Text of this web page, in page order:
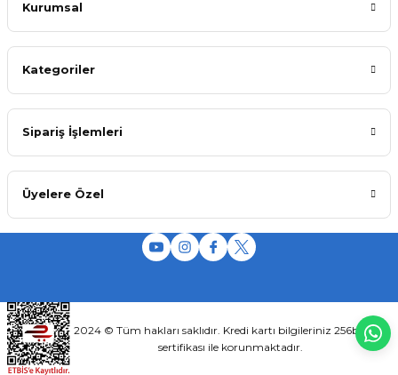
Kurumsal
Kategoriler
Sipariş İşlemleri
Üyelere Özel
2024 © Tüm hakları saklıdır. Kredi kartı bilgileriniz 256bit SSL
sertifikası ile korunmaktadır.